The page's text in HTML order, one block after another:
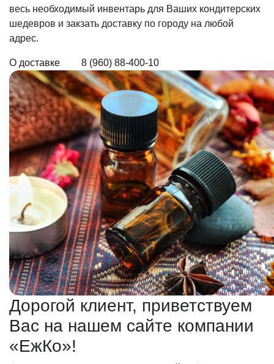
весь необходимый инвентарь для Ваших кондитерских
шедевров и закзать доставку по городу на любой
адрес.
О доставке 8 (960) 88-400-10
Дорогой клиент, приветствуем
Вас на нашем сайте компании
«ЕжКо»!